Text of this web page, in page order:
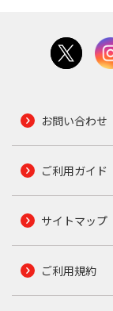
お問い合わせ
ご利用ガイド
サイトマップ
ご利用規約